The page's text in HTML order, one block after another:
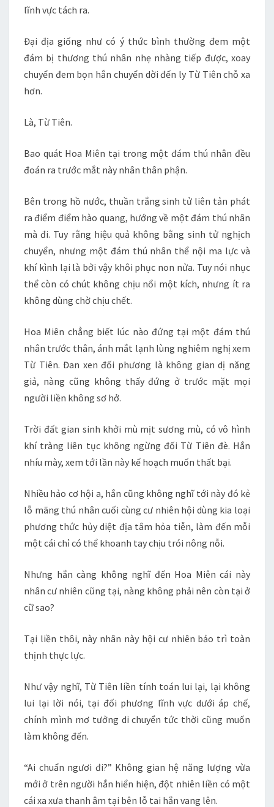
lĩnh vực tách ra.
Đại địa giống như có ý thức bình thường đem một
đám bị thương thú nhân nhẹ nhàng tiếp được, xoay
chuyển đem bọn hắn chuyển dời đến ly Từ Tiên chỗ xa
hơn.
Là, Từ Tiên.
Bao quát Hoa Miên tại trong một đám thú nhân đều
đoán ra trước mắt này nhân thân phận.
Bên trong hồ nước, thuần trắng sinh tử liên tản phát
ra điểm điểm hào quang, hướng về một đám thú nhân
mà đi. Tuy rằng hiệu quả không bằng sinh tử nghịch
chuyển, nhưng một đám thú nhân thể nội ma lực và
khí kình lại là bởi vậy khôi phục non nửa. Tuy nói nhục
thể còn có chút không chịu nổi một kích, nhưng ít ra
không dùng chờ chịu chết.
Hoa Miên chẳng biết lúc nào đứng tại một đám thú
nhân trước thân, ánh mắt lạnh lùng nghiêm nghị xem
Từ Tiên. Đan xen đối phương là không gian dị năng
giả, nàng cũng không thấy đứng ở trước mặt mọi
người liền không sơ hở.
Trời đất gian sinh khởi mù mịt sương mù, có vô hình
khí tràng liên tục không ngừng đối Từ Tiên đè. Hắn
nhíu mày, xem tới lần này kế hoạch muốn thất bại.
Nhiều hảo cơ hội a, hắn cũng không nghĩ tới này đó kẻ
lỗ mãng thú nhân cuối cùng cư nhiên hội dùng kia loại
phương thức hủy diệt địa tâm hỏa tiễn, làm đến mỗi
một cái chỉ có thể khoanh tay chịu trói nông nỗi.
Nhưng hắn càng không nghĩ đến Hoa Miên cái này
nhân cư nhiên cũng tại, nàng không phải nên còn tại ở
cữ sao?
Tại liền thôi, này nhân này hội cư nhiên bảo trì toàn
thịnh thực lực.
Như vậy nghĩ, Từ Tiên liền tính toán lui lại, lại không
lui lại lời nói, tại đối phương lĩnh vực dưới áp chế,
chính mình mơ tưởng di chuyển tức thời cũng muốn
làm không đến.
“Ai chuẩn ngươi đi?” Không gian hệ năng lượng vừa
mới ở trên người hắn hiển hiện, đột nhiên liền có một
cái xa xưa thanh âm tại bên lỗ tai hắn vang lên.